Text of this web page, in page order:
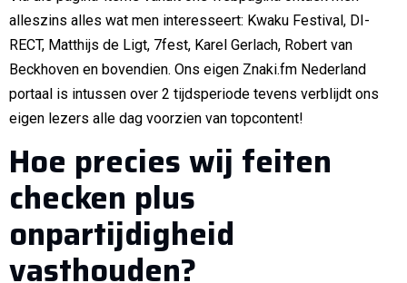
alleszins alles wat men interesseert: Kwaku Festival, DI-
RECT, Matthijs de Ligt, 7fest, Karel Gerlach, Robert van
Beckhoven en bovendien. Ons eigen Znaki.fm Nederland
portaal is intussen over 2 tijdsperiode tevens verblijdt ons
eigen lezers alle dag voorzien van topcontent!
Hoe precies wij feiten
checken plus
onpartijdigheid
vasthouden?